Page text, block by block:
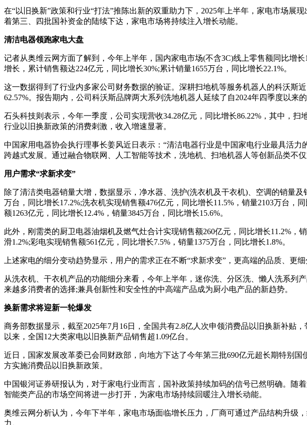
在“以旧换新”政策和行业“打法”推陈出新的双重助力下，2025年上半年，家电市场展
着第三、四批国补资金的陆续下达，家电市场将持续注入增长动能。
清洁电器领跑家电大盘
记者从奥维云网方面了解到，今年上半年，国内家电市场(不含3C)线上零售额同比增
增长，累计销售额达224亿元，同比增长30%;累计销量1655万台，同比增长22.1%。
这一数据得到了行业内多家公司财务数据的验证。深耕扫地机等服务机器人的科沃斯
62.57%。报告期内，公司科沃斯品牌两大系列洗地机器人延续了自2024年四季度以来
石头科技则表示，今年一季度，公司实现营收34.28亿元，同比增长86.22%，其中，
行业以旧换新政策的消费刺激，收入增速显著。
中国家用电器协会执行理事长姜风近日表示：“清洁电器行业是中国家电行业最具活
跨越式发展。通过融合物联网、人工智能等技术，洗地机、扫地机器人等创新品类不
用户需求“求新求变”
除了清洁类电器销量大增，数据显示，净水器、洗护(洗衣机及干衣机)、空调的销量
万台，同比增长17.2%;洗衣机实现销售额476亿元，同比增长11.5%，销量2103万台，
额1263亿元，同比增长12.4%，销量3845万台，同比增长15.6%。
此外，刚需类的厨卫电器油烟机及燃气灶合计实现销售额260亿元，同比增长11.2%，
滑1.2%;彩电实现销售额561亿元，同比增长7.5%，销量1375万台，同比增长1.8%。
上述家电的细分变动趋势显示，用户的需求正在不断“求新求变”，更高端的品质、更
从洗衣机、干衣机产品的功能细分来看，今年上半年，迷你洗、分区洗、懒人洗系
来越多消费者的选择;兼具创新性和安全性的中高端产品成为厨小电产品的新趋势。
换新需求将迎新一轮爆发
商务部数据显示，截至2025年7月16日，全国共有2.8亿人次申领消费品以旧换新补贴
以来，全国12大类家电以旧换新产品销售超1.09亿台。
近日，国家发展改革委已会同财政部，向地方下达了今年第三批690亿元超长期特别
方实施消费品以旧换新政策。
中国银河证券研报认为，对于家电行业而言，国补政策持续加码的信号已然明确。随
智能类产品的市场空间将进一步打开，为家电市场持续回暖注入增长动能。
奥维云网分析认为，今年下半年，家电市场面临增长压力，厂商可通过产品结构升
力。